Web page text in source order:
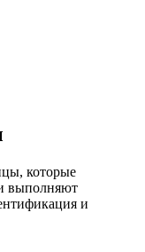
которые
выполняют
и